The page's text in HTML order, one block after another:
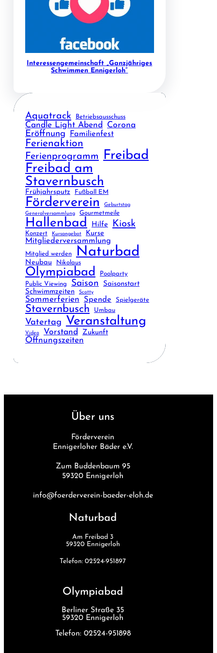
Interessengemeinschaft „Ganzjähriges
Schwimmen Ennigerloh“
Aquatrack Betriebsausschuss
Candle Light Abend Corona
Eröffnung Familienfest
Ferienaktion
Ferienprogramm Freibad
Freibad am
Stavernbusch
Frühjahrsputz Fußball EM
Förderverein
Geburtstag
Generalversammlung
Gourmetmeile
Hallenbad Hilfe Kiosk
Konzert Kursangebot Kurse
Mitgliederversammlung
Mitglied werden Naturbad
Neubau Nikolaus
Olympiabad
Poolparty
Public Viewing
Saison
Saisonstart
Schwimmzeiten
Scotty
Sommerferien Spende Spielgeräte
Stavernbusch Umbau
Vatertag Veranstaltung
Video Vorstand Zukunft
Öffnungszeiten
Über uns
Förderverein
Ennigerloher Bäder e.V.
Zum Buddenbaum 95
59320 Ennigerloh
info@foerderverein-baeder-eloh.de
Naturbad
Am Freibad 3
59320 Ennigerloh
Telefon: 02524-951897
Olympiabad
Berliner Straße 35
59320 Ennigerloh
Telefon: 02524-951898